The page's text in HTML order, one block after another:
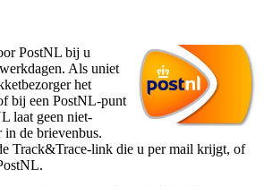
PostNL bij u
Als uniet
het
bij een PostNL-punt
laat geen niet-
in de brievenbus.
Track&Trace-link die u per mail krijgt, of